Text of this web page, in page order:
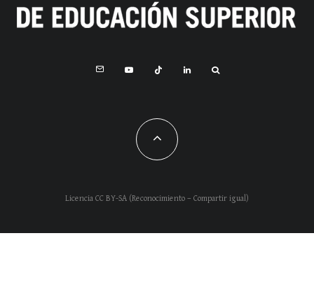
Licencia CC BY-SA (Reconocimiento – Compartir igual)